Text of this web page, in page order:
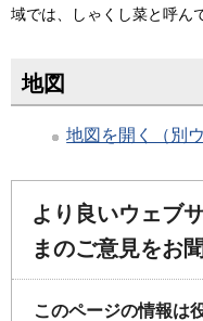
域では、しゃくし菜と呼ん
地図
地図を開く（別
より良いウェブ
まのご意見をお
このページの情報は